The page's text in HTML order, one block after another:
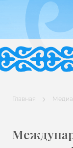
Главная Медиа